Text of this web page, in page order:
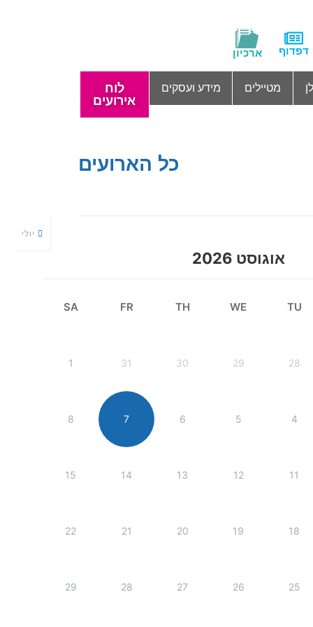
דפדוף ארכיון
מטיילים מידע ועסקים
לוח
אירועים
כל הארועים
יולי
אוגוסט 2026
TU
WE
TH
FR
SA
28
29
30
31
1
4
5
6
7
8
11
12
13
14
15
18
19
20
21
22
25
26
27
28
29